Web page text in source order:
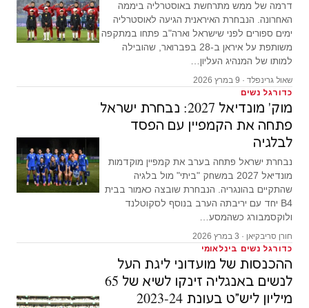
דרמה של ממש מתרחשת באוסטרליה ביממה
האחרונה. הנבחרת האיראנית הגיעה לאוסטרליה
ימים ספורים לפני שישראל וארה"ב פתחו במתקפה
משותפת על איראן ב-28 בפברואר, שהובילה
למותו של המנהיג העליון…
שאול גרינפלד · 9 במרץ 2026
כדורגל נשים
מוק' מונדיאל 2027: נבחרת ישראל
פתחה את הקמפיין עם הפסד
לבלגיה
נבחרת ישראל פתחה בערב את קמפיין מוקדמות
מונדיאל 2027 במשחק "ביתי" מול בלגיה
שהתקיים בהונגריה. הנבחרת שובצה כאמור בבית
B4 יחד עם יריבתה הערב בנוסף לסקוטלנד
ולוקסמבורג כשהמסע…
חורן סריבקיאן · 3 במרץ 2026
כדורגל נשים בינלאומי
ההכנסות של מועדוני ליגת העל
לנשים באנגליה זינקו לשיא של 65
מיליון ליש״ט בעונת 2023-24